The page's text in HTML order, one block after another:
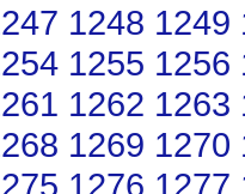
1248 1249
1255 1256
1262 1263
1269 1270
1276 1277